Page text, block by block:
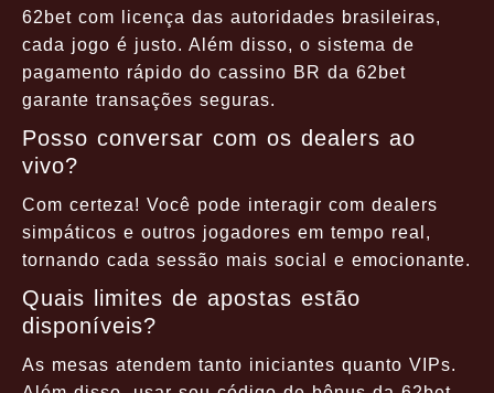
62bet com licença das autoridades brasileiras,
cada jogo é justo. Além disso, o sistema de
pagamento rápido do cassino BR da 62bet
garante transações seguras.
Posso conversar com os dealers ao
vivo?
Com certeza! Você pode interagir com dealers
simpáticos e outros jogadores em tempo real,
tornando cada sessão mais social e emocionante.
Quais limites de apostas estão
disponíveis?
As mesas atendem tanto iniciantes quanto VIPs.